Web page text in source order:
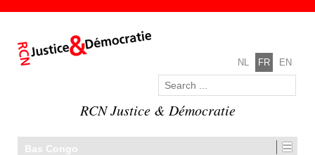
NL FR EN
RCN Justice & Démocratie
Bas Congo